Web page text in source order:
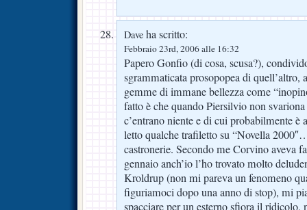
Dave ha scritto:
Febbraio 23rd, 2006 alle 16:32
Papero Gonfio (di cosa, scusa?),
sgrammaticata prosopopea di quell’altro,
gemme di immane bellezza come
fatto è che quando Piersilvio non
c’entrano niente e di cui probabilmente è
letto qualche trafiletto su “Novella
castronerie. Secondo me Corvino aveva
gennaio anch’io l’ho trovato molto
Kroldrup (non mi pareva un fenomeno
figuriamoci dopo una anno di stop), mi
spacciare per un esterno sfiora il ridicolo,